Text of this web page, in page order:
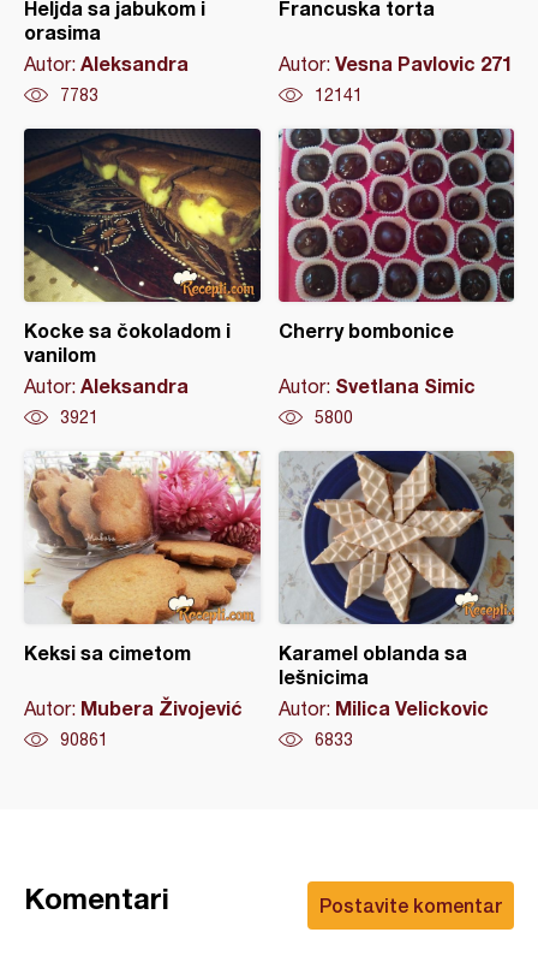
Heljda sa jabukom i
orasima
Autor: Aleksandra
7783
Francuska torta
Autor: Vesna Pavlovic 271
12141
Kocke sa čokoladom i
vanilom
Autor: Aleksandra
3921
Cherry bombonice
Autor: Svetlana Simic
5800
Keksi sa cimetom
Autor: Mubera Živojević
90861
Karamel oblanda sa
lešnicima
Autor: Milica Velickovic
6833
Postavite komentar
Komentari